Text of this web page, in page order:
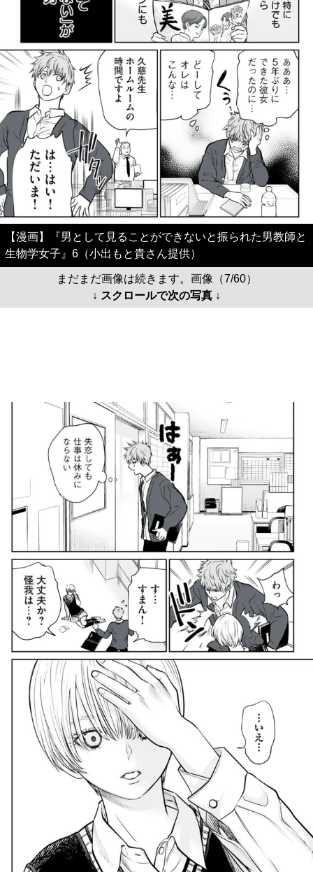
【漫画】『男として見ることができないと振られた男教師と
生物学女子』6（小出もと貴さん提供）
まだまだ画像は続きます。画像（7/60）
↓ スクロールで次の写真 ↓